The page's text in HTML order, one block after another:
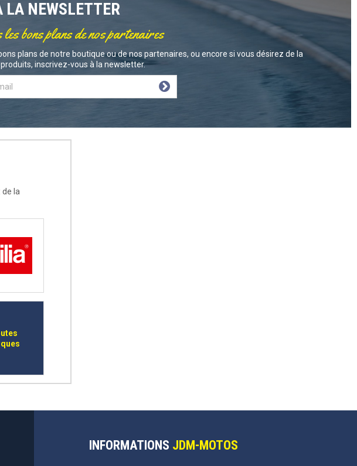
LA NEWSLETTER
bons plans de nos partenaires
plans de notre boutique ou de nos partenaires, ou encore si vous désirez de la
inscrivez-vous à la newsletter.
la
INFORMATIONS JDM-MOTOS